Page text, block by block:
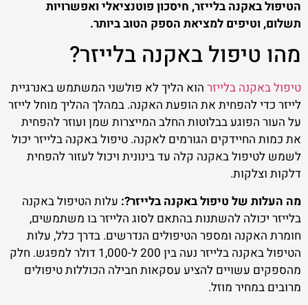
הטיפול באקנה בלייזר, חיסכון פוטנציאלי ואפשרויות
תשלום, וטיפים למציאת הספק הטוב ביותר.
מהו טיפול באקנה בלייזר?
טיפול באקנה בלייזר הוא הליך לא פולשני המשתמש באנרגיית
לייזר כדי להפחית את הופעת האקנה. במהלך ההליך מוחל לייזר
על העור הפוגע בבלוטות החלב המייצרות שמן ועוזר להפחית
את כמות החיידקים הגורמים לאקנה. טיפול באקנה בלייזר יכול
לשמש לטיפול באקנה קלה עד בינונית ויכול לעזור להפחית
דלקות וצלקות.
מה העלות של טיפול באקנה בלייזר?: עלות הטיפול באקנה
בלייזר יכולה להשתנות בהתאם לסוג הלייזר בו משתמשים,
חומרת האקנה ומספר הטיפולים הנדרשים. בדרך כלל, עלות
הטיפול באקנה בלייזר נעה בין 200 ל-1,000 דולר למפגש. חלק
מהספקים עשויים להציע עסקאות חבילה הכוללות טיפולים
מרובים במחיר מוזל.